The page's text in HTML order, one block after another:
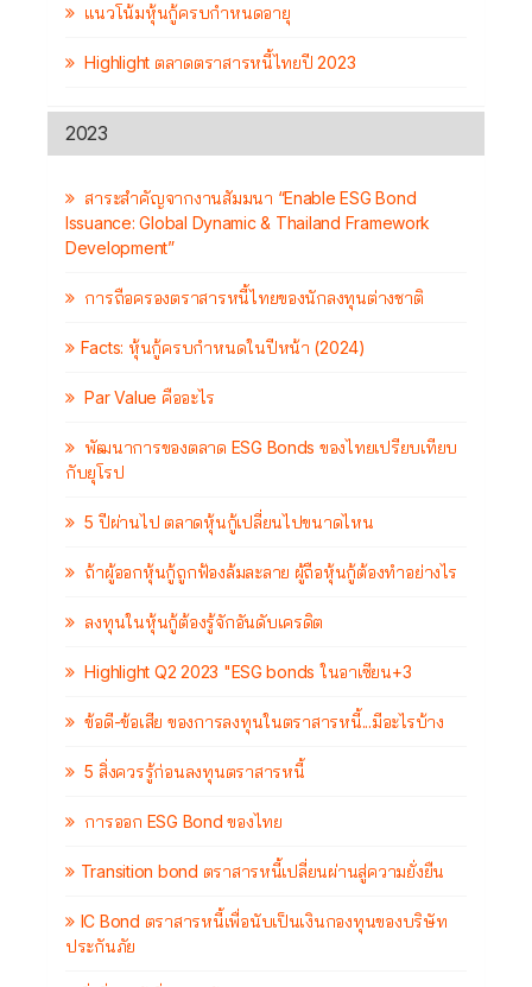
แนวโน้มหุ้นกู้ครบกำหนดอายุ
Highlight ตลาดตราสารหนี้ไทยปี 2023
2023
สาระสำคัญจากงานสัมมนา “Enable ESG Bond
Issuance: Global Dynamic & Thailand Framework
Development”
การถือครองตราสารหนี้ไทยของนักลงทุนต่างชาติ
Facts: หุ้นกู้ครบกำหนดในปีหน้า (2024)
Par Value คืออะไร
พัฒนาการของตลาด ESG Bonds ของไทยเปรียบเทียบ
กับยุโรป
5 ปีผ่านไป ตลาดหุ้นกู้เปลี่ยนไปขนาดไหน
ถ้าผู้ออกหุ้นกู้ถูกฟ้องล้มละลาย ผู้ถือหุ้นกู้ต้องทำอย่างไร
ลงทุนในหุ้นกู้ต้องรู้จักอันดับเครดิต
Highlight Q2 2023 "ESG bonds ในอาเซียน+3
ข้อดี-ข้อเสีย ของการลงทุนในตราสารหนี้...มีอะไรบ้าง
5 สิ่งควรรู้ก่อนลงทุนตราสารหนี้
การออก ESG Bond ของไทย
Transition bond ตราสารหนี้เปลี่ยนผ่านสู่ความยั่งยืน
IC Bond ตราสารหนี้เพื่อนับเป็นเงินกองทุนของบริษัท
ประกันภัย